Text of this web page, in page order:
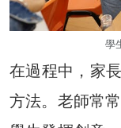
學
在過程中，家
方法。老師常